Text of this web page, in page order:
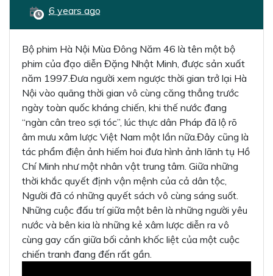
6 years ago
Bộ phim Hà Nội Mùa Đông Năm 46 là tên một bộ
phim của đạo diễn Đặng Nhật Minh, được sản xuất
năm 1997.Đưa người xem ngược thời gian trở lại Hà
Nội vào quãng thời gian vô cùng căng thẳng trước
ngày toàn quốc kháng chiến, khi thế nước đang
“ngàn cân treo sợi tóc”, lúc thực dân Pháp đã lộ rõ
âm mưu xâm lược Việt Nam một lần nữa.Đây cũng là
tác phẩm điện ảnh hiếm hoi đưa hình ảnh lãnh tụ Hồ
Chí Minh như một nhân vật trung tâm. Giữa những
thời khắc quyết định vận mệnh của cả dân tộc,
Người đã có những quyết sách vô cùng sáng suốt.
Những cuộc đấu trí giữa một bên là những người yêu
nước và bên kia là những kẻ xâm lược diễn ra vô
cùng gay cấn giữa bối cảnh khốc liệt của một cuộc
chiến tranh đang đến rất gần.